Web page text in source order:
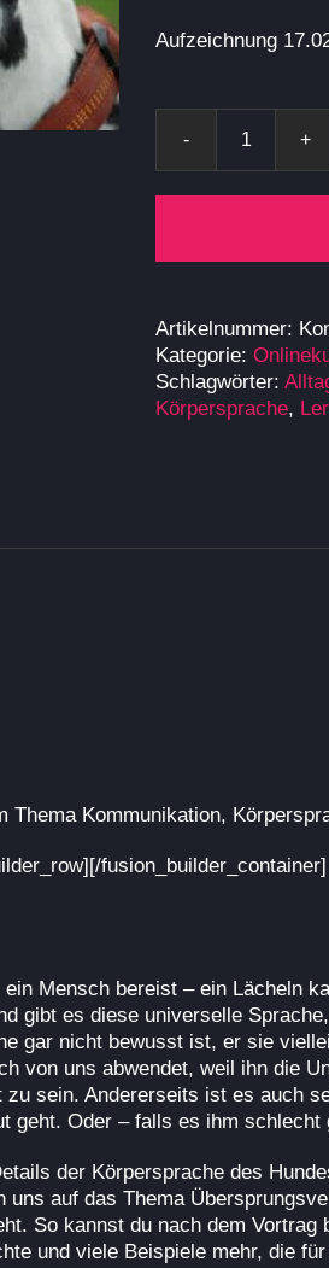
Aufzeichnung
via
mit
Pia
Gröning
Menge
Artikelnummer:
Kategorie:
Schlagwörter:
Körpersprache,
Thema Kommunikation,
fusion_builder_container]
Mensch bereist – ein Lächeln
gibt es diese universelle
gar nicht bewusst ist, er sie
von uns abwendet, weil ihn die
sein. Andererseits ist es auch
geht. Oder – falls es ihm
der Körpersprache des
uns auf das Thema
So kannst du nach dem
und viele Beispiele mehr, die